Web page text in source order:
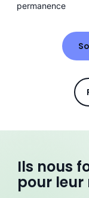
permanence
Ils nous
pour